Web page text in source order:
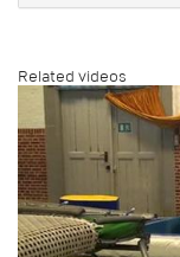
Related videos